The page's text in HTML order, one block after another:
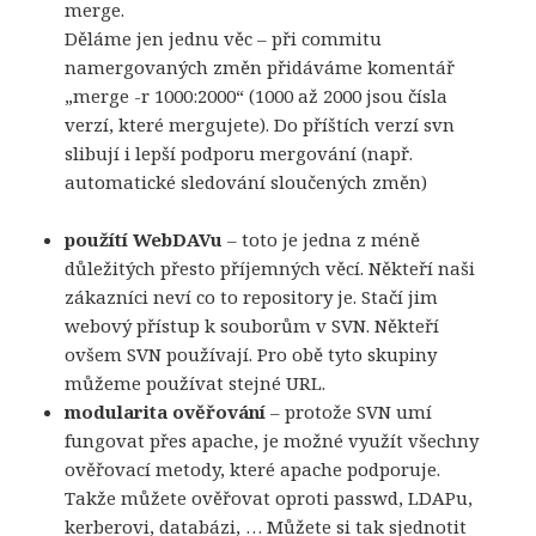
merge.
Děláme jen jednu věc – při commitu
namergovaných změn přidáváme komentář
„merge -r 1000:2000“ (1000 až 2000 jsou čísla
verzí, které mergujete). Do příštích verzí svn
slibují i lepší podporu mergování (např.
automatické sledování sloučených změn)
použítí WebDAVu – toto je jedna z méně
důležitých přesto příjemných věcí. Někteří naši
zákazníci neví co to repository je. Stačí jim
webový přístup k souborům v SVN. Někteří
ovšem SVN používají. Pro obě tyto skupiny
můžeme používat stejné URL.
modularita ověřování – protože SVN umí
fungovat přes apache, je možné využít všechny
ověřovací metody, které apache podporuje.
Takže můžete ověřovat oproti passwd, LDAPu,
kerberovi, databázi, … Můžete si tak sjednotit